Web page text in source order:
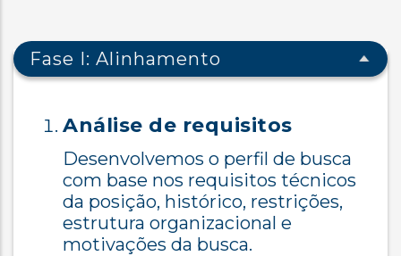
Fase I: Alinhamento
Análise de requisitos
Desenvolvemos o perfil de busca
com base nos requisitos técnicos
da posição, histórico, restrições,
estrutura organizacional e
motivações da busca.